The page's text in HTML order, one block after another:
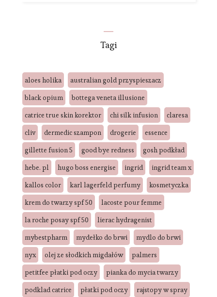
Tagi
aloes holika
australian gold przyspieszacz
black opium
bottega veneta illusione
catrice true skin korektor
chi silk infusion
claresa
cliv
dermedic szampon drogerie
essence
gillette fusion 5
good bye redness
gosh podkład
hebe. pl
hugo boss energise ingrid
ingrid team x
kallos color
karl lagerfeld perfumy
kosmetyczka
krem do twarzy spf 50
lacoste pour femme
la roche posay spf 50
lierac hydragenist
mybestpharm
mydełko do brwi
mydlo do brwi
nyx
olej ze słodkich migdałów
palmers
petitfee płatki pod oczy
pianka do mycia twarzy
podklad catrice
płatki pod oczy
rajstopy w spray